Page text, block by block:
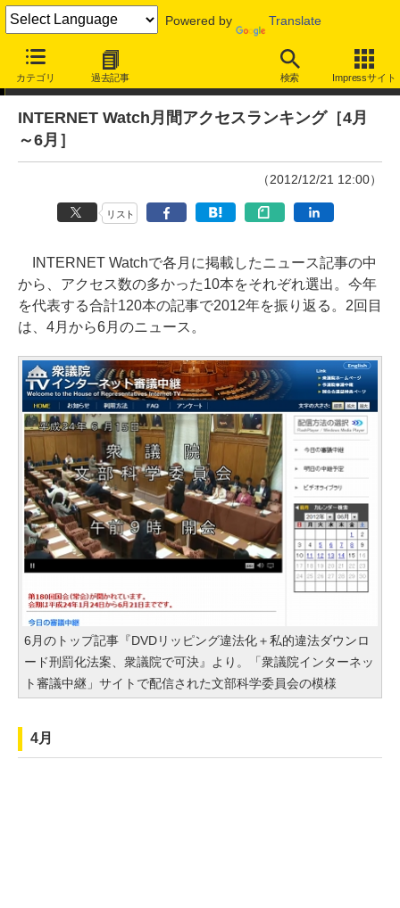
Powered by Translate
カテゴリ 過去記事 検索 Impressサイト
特別企画
INTERNET Watch月間アクセスランキング［4月
～6月］
（2012/12/21 12:00）
リスト
INTERNET Watchで各月に掲載したニュース記事の中
から、アクセス数の多かった10本をそれぞれ選出。今年
を代表する合計120本の記事で2012年を振り返る。2回目
は、4月から6月のニュース。
6月のトップ記事『DVDリッピング違法化＋私的違法ダウンロ
ード刑罰化法案、衆議院で可決』より。「衆議院インターネッ
ト審議中継」サイトで配信された文部科学委員会の模様
4月